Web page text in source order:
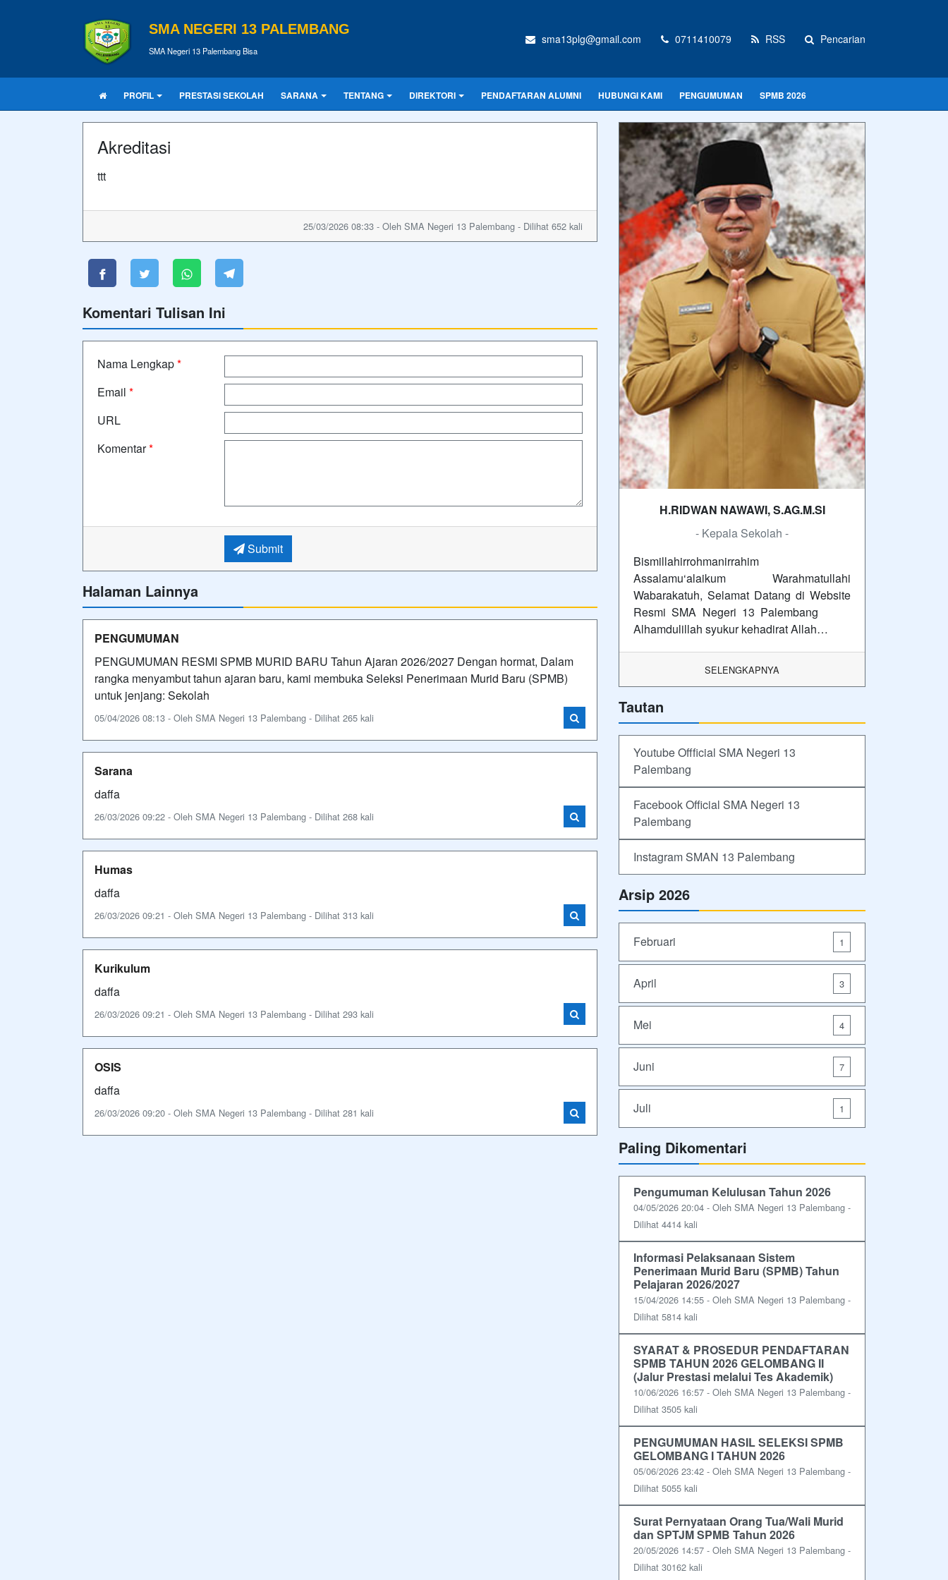
SMA NEGERI 13 PALEMBANG
SMA Negeri 13 Palembang Bisa
sma13plg@gmail.com 0711410079 RSS Pencarian
PROFIL PRESTASI SEKOLAH SARANA TENTANG DIREKTORI PENDAFTARAN ALUMNI HUBUNGI KAMI PENGUMUMAN SPMB 2026
Akreditasi
ttt
25/03/2026 08:33 - Oleh SMA Negeri 13 Palembang - Dilihat 652 kali
Komentari Tulisan Ini
Nama Lengkap*
Email *
URL
Komentar*
Submit
Halaman Lainnya
PENGUMUMAN
PENGUMUMAN RESMI SPMB MURID BARU Tahun Ajaran 2026/2027 Dengan hormat, Dalam
rangka menyambut tahun ajaran baru, kami membuka Seleksi Penerimaan Murid Baru (SPMB)
untuk jenjang: Sekolah
05/04/2026 08:13 - Oleh SMA Negeri 13 Palembang - Dilihat 265 kali
Sarana
daffa
26/03/2026 09:22 - Oleh SMA Negeri 13 Palembang - Dilihat 268 kali
Humas
daffa
26/03/2026 09:21 - Oleh SMA Negeri 13 Palembang - Dilihat 313 kali
Kurikulum
daffa
26/03/2026 09:21 - Oleh SMA Negeri 13 Palembang - Dilihat 293 kali
OSIS
daffa
26/03/2026 09:20 - Oleh SMA Negeri 13 Palembang - Dilihat 281 kali
H.RIDWAN NAWAWI, S.AG.M.SI
- Kepala Sekolah -
Bismillahirrohmanirrahim
Assalamu‘alaikum Warahmatullahi
Wabarakatuh, Selamat Datang di Website
Resmi SMA Negeri 13 Palembang
Alhamdulillah syukur kehadirat Allah…
SELENGKAPNYA
Tautan
Youtube Offficial SMA Negeri 13
Palembang
Facebook Official SMA Negeri 13
Palembang
Instagram SMAN 13 Palembang
Arsip 2026
Februari 1
April 3
Mei 4
Juni 7
Juli 1
Paling Dikomentari
Pengumuman Kelulusan Tahun 2026
04/05/2026 20:04 - Oleh SMA Negeri 13 Palembang -
Dilihat 4414 kali
Informasi Pelaksanaan Sistem
Penerimaan Murid Baru (SPMB) Tahun
Pelajaran 2026/2027
15/04/2026 14:55 - Oleh SMA Negeri 13 Palembang -
Dilihat 5814 kali
SYARAT & PROSEDUR PENDAFTARAN
SPMB TAHUN 2026 GELOMBANG II
(Jalur Prestasi melalui Tes Akademik)
10/06/2026 16:57 - Oleh SMA Negeri 13 Palembang -
Dilihat 3505 kali
PENGUMUMAN HASIL SELEKSI SPMB
GELOMBANG I TAHUN 2026
05/06/2026 23:42 - Oleh SMA Negeri 13 Palembang -
Dilihat 5055 kali
Surat Pernyataan Orang Tua/Wali Murid
dan SPTJM SPMB Tahun 2026
20/05/2026 14:57 - Oleh SMA Negeri 13 Palembang -
Dilihat 30162 kali